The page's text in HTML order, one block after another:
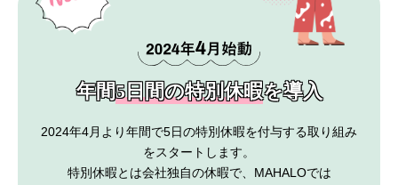
年間5日間の特別休暇を導入
2024年4月より年間で5日の特別休暇を付与する取り組み
をスタートします。
特別休暇とは会社独自の休暇で、MAHALOでは